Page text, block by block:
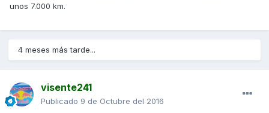
unos 7.000 km.
4 meses más tarde...
visente241
Publicado 9 de Octubre del 2016